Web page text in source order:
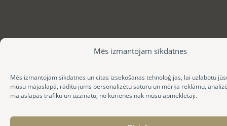
Mēs izmantojam sīkdatnes
Mēs izmantojam sīkdatnes un citas izsekošanas tehnoloģijas, lai uzlabotu
mūsu mājaslapā, rādītu jums personalizētu saturu un mērķa reklāmu,
mājaslapas trafiku un uzzinātu, no kurienes nāk mūsu apmeklētāji.